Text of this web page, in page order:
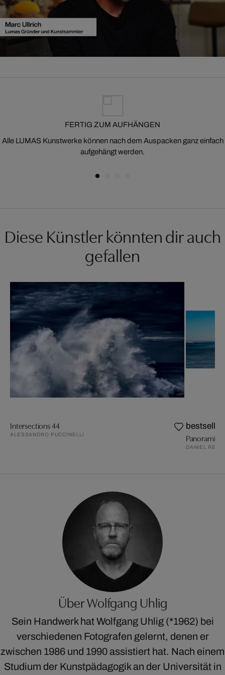
FERTIG ZUM AUFHÄNGEN
Alle LUMAS Kunstwerke können nach dem Auspacken ganz einfach
aufgehängt werden.
Diese Künstler könnten dir auch
gefallen
Intersections 44
ALESSANDRO PUCCINELLI
bestseller
Panoramic
DANIEL
Über Wolfgang Uhlig
Sein Handwerk hat Wolfgang Uhlig (*1962) bei
verschiedenen Fotografen gelernt, denen er
zwischen 1986 und 1990 assistiert hat. Nach einem
Studium der Kunstpädagogik an der Universität in